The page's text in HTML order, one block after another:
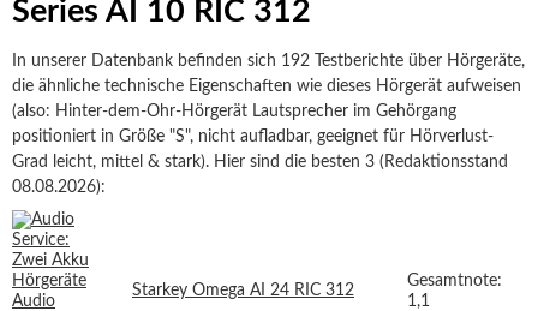
Series AI 10 RIC 312
In unserer Datenbank befinden sich 192 Testberichte über Hörgeräte,
die ähnliche technische Eigenschaften wie dieses Hörgerät aufweisen
(also: Hinter-dem-Ohr-Hörgerät Lautsprecher im Gehörgang
positioniert in Größe "S", nicht aufladbar, geeignet für Hörverlust-
Grad leicht, mittel & stark). Hier sind die besten 3 (Redaktionsstand
08.08.2026):
Starkey Omega AI 24 RIC 312
Gesamtnote:
1,1